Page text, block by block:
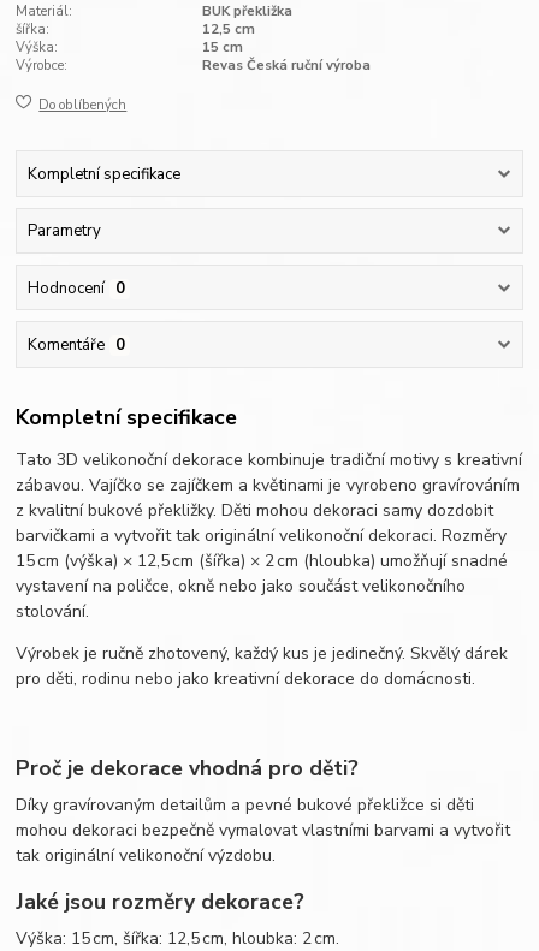
Materiál:
BUK překližka
šířka:
12,5 cm
Výška:
15 cm
Výrobce:
Revas Česká ruční výroba
Do oblíbených
Kompletní specifikace
Parametry
Hodnocení 0
Komentáře 0
Kompletní specifikace
Tato 3D velikonoční dekorace kombinuje tradiční motivy s kreativní
zábavou. Vajíčko se zajíčkem a květinami je vyrobeno gravírováním
z kvalitní bukové překližky. Děti mohou dekoraci samy dozdobit
barvičkami a vytvořit tak originální velikonoční dekoraci. Rozměry
15 cm (výška) × 12,5 cm (šířka) × 2 cm (hloubka) umožňují snadné
vystavení na poličce, okně nebo jako součást velikonočního
stolování.
Výrobek je ručně zhotovený, každý kus je jedinečný. Skvělý dárek
pro děti, rodinu nebo jako kreativní dekorace do domácnosti.
Proč je dekorace vhodná pro děti?
Díky gravírovaným detailům a pevné bukové překližce si děti
mohou dekoraci bezpečně vymalovat vlastními barvami a vytvořit
tak originální velikonoční výzdobu.
Jaké jsou rozměry dekorace?
Výška: 15 cm, šířka: 12,5 cm, hloubka: 2 cm.